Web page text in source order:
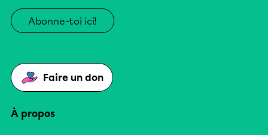
Abonne-toi ici!
Faire un don
À propos